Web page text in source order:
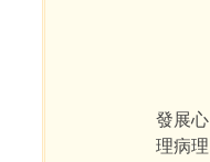
發展心
理病理